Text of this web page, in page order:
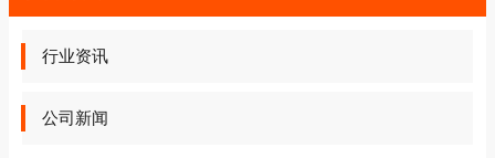
行业资讯
公司新闻